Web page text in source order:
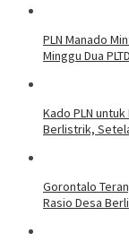
PLN Manado
Minggu Dua
Kado PLN
Berlistrik,
Gorontalo
Rasio Desa